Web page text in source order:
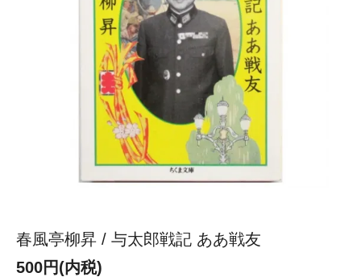
春風亭柳昇 / 与太郎戦記 ああ戦友
500円(内税)